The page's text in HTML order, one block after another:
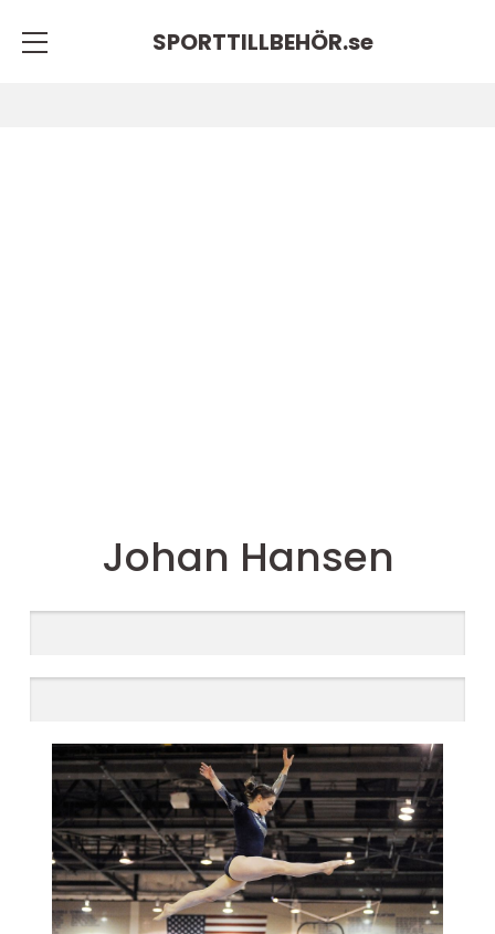
SPORTTILLBEHÖR.se
Johan Hansen